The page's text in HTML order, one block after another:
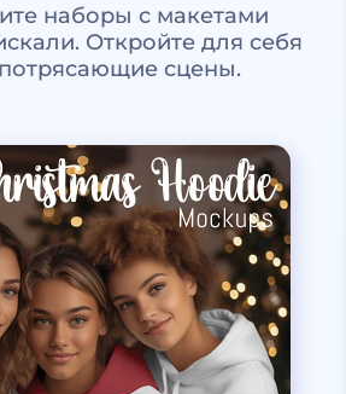
наборы с макетами
Откройте для себя
сцены.